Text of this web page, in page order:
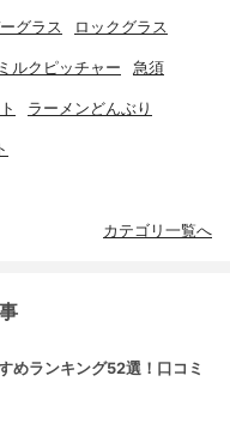
グラス ロックグラス
ミルクピッチャー 急須
ラーメンどんぶり
カテゴリ一覧へ
めランキング52選！口コミ